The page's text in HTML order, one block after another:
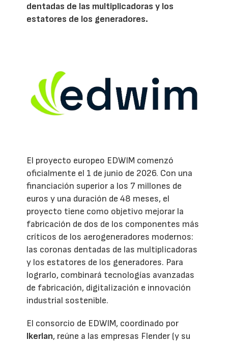
dentadas de las multiplicadoras y los
estatores de los generadores.
El proyecto europeo EDWIM comenzó
oficialmente el 1 de junio de 2026. Con una
financiación superior a los 7 millones de
euros y una duración de 48 meses, el
proyecto tiene como objetivo mejorar la
fabricación de dos de los componentes más
críticos de los aerogeneradores modernos:
las coronas dentadas de las multiplicadoras
y los estatores de los generadores. Para
lograrlo, combinará tecnologías avanzadas
de fabricación, digitalización e innovación
industrial sostenible.
El consorcio de EDWIM, coordinado por
Ikerlan, reúne a las empresas Flender (y su